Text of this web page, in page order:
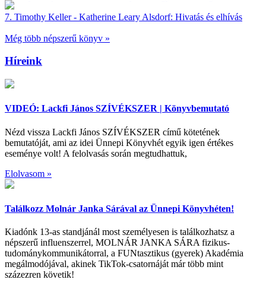
7. Timothy Keller - Katherine Leary Alsdorf: Hivatás és elhívás
Még több népszerű könyv »
Híreink
VIDEÓ: Lackfi János SZÍVÉKSZER | Könyvbemutató
Nézd vissza Lackfi János SZÍVÉKSZER című kötetének
bemutatóját, ami az idei Ünnepi Könyvhét egyik igen értékes
eseménye volt! A felolvasás során megtudhattuk,
Elolvasom »
Találkozz Molnár Janka Sárával az Ünnepi Könyvhéten!
Kiadónk 13-as standjánál most személyesen is találkozhatsz a
népszerű influenszerrel, MOLNÁR JANKA SÁRA fizikus-
tudománykommunikátorral, a FUNtasztikus (gyerek) Akadémia
megálmodójával, akinek TikTok-csatornáját már több mint
százezren követik!